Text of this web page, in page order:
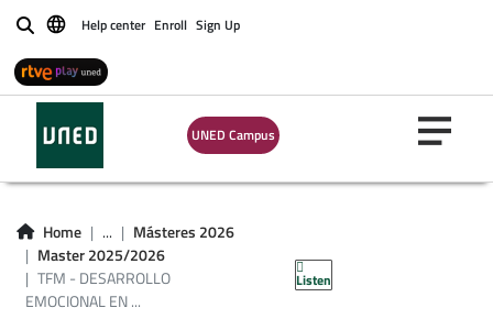
BuscarHelp center Enroll Sign Up
UNED Campus
Home ...
Másteres 2026
Master 2025/2026
TFM - DESARROLLO
EMOCIONAL EN ...
Listen
TFM - DESARROLLO
EMOCIONAL EN LA
INFANCIA PLAN
2016